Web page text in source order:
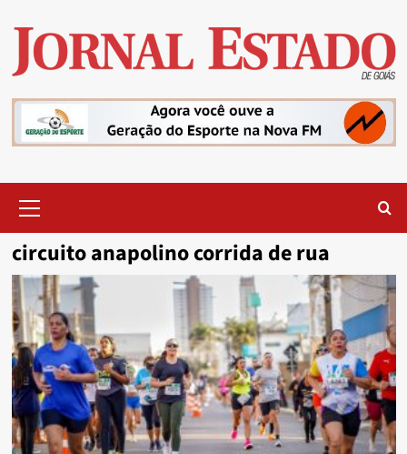
content
Menu
circuito anapolino corrida de rua